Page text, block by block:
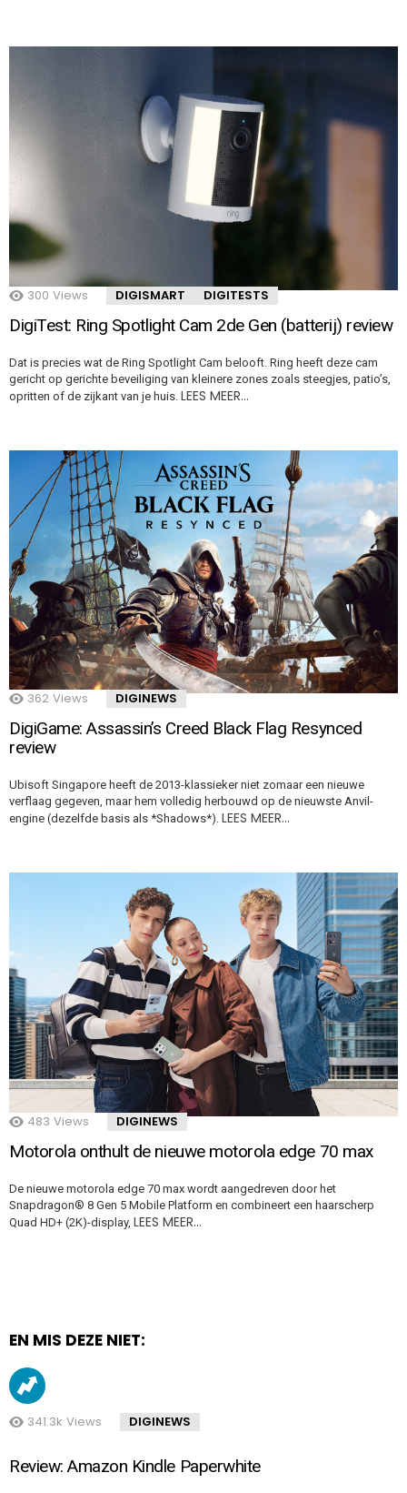
300 Views DIGISMART DIGITESTS
DigiTest: Ring Spotlight Cam 2de Gen (batterij) review
Dat is precies wat de Ring Spotlight Cam belooft. Ring heeft deze cam
gericht op gerichte beveiliging van kleinere zones zoals steegjes, patio’s,
opritten of de zijkant van je huis. LEES MEER…
362 Views DIGINEWS
DigiGame: Assassin’s Creed Black Flag Resynced
review
Ubisoft Singapore heeft de 2013-klassieker niet zomaar een nieuwe
verflaag gegeven, maar hem volledig herbouwd op de nieuwste Anvil-
engine (dezelfde basis als *Shadows*). LEES MEER…
483 Views DIGINEWS
Motorola onthult de nieuwe motorola edge 70 max
De nieuwe motorola edge 70 max wordt aangedreven door het
Snapdragon® 8 Gen 5 Mobile Platform en combineert een haarscherp
Quad HD+ (2K)-display, LEES MEER…
EN MIS DEZE NIET:
341.3k Views DIGINEWS
Review: Amazon Kindle Paperwhite